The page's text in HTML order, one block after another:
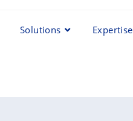
Solutions Expertise